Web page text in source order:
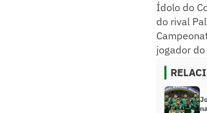
Ídolo do
do rival
jogador